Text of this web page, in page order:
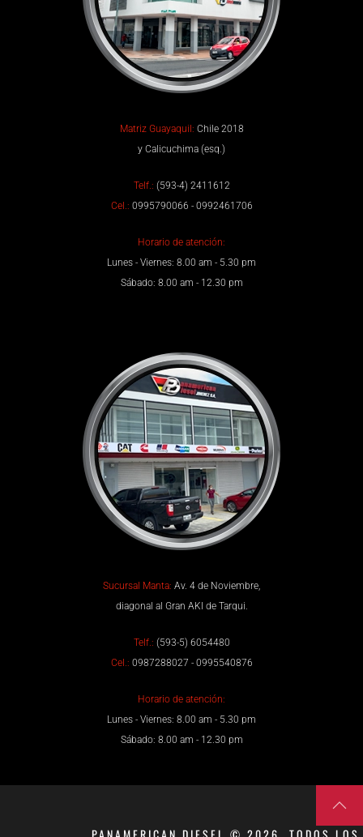
Matriz Guayaquil: Chile 2018
y Calicuchima (esq.)
Telf.: (593-4) 2411612
Cel.: 0995790066 - 0992461706
Horario de atención:
Lunes - Viernes: 8.00 am - 5.30 pm
Sábado: 8.00 am - 12.30 pm
Sucursal Manta: Av. 4 de Noviembre,
diagonal al Gran AKI de Tarqui.
Telf.: (593-5) 6054480
Cel.: 0987288027 - 0995540876
Horario de atención:
Lunes - Viernes: 8.00 am - 5.30 pm
Sábado: 8.00 am - 12.30 pm